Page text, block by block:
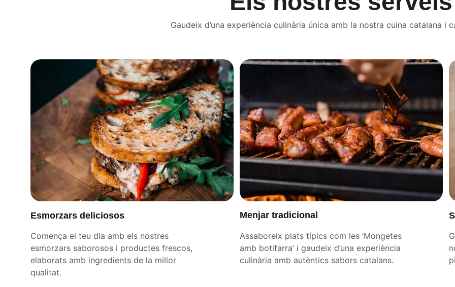
Gaudeix d’una experiència culinària única amb la nostra cuina catalana i
Esmorzars deliciosos
Comença el teu dia amb els nostres
esmorzars saborosos i productes frescos,
elaborats amb ingredients de la millor
qualitat.
Menjar tradicional
Assaboreix plats típics com les ‘Mongetes
amb botifarra’ i gaudeix d’una experiència
culinària amb autèntics sabors catalans.